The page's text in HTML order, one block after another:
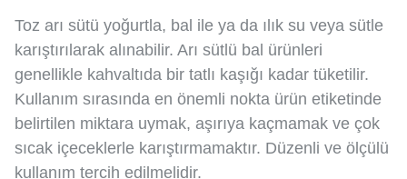
Toz arı sütü yoğurtla, bal ile ya da ılık su veya sütle
karıştırılarak alınabilir. Arı sütlü bal ürünleri
genellikle kahvaltıda bir tatlı kaşığı kadar tüketilir.
Kullanım sırasında en önemli nokta ürün etiketinde
belirtilen miktara uymak, aşırıya kaçmamak ve çok
sıcak içeceklerle karıştırmamaktır. Düzenli ve ölçülü
kullanım tercih edilmelidir.